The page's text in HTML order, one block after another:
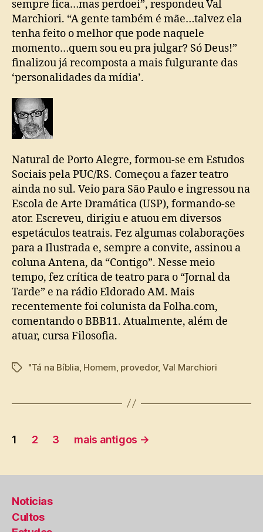
sempre fica…mas perdoei”, respondeu Val
Marchiori. “A gente também é mãe…talvez ela
tenha feito o melhor que pode naquele
momento…quem sou eu pra julgar? Só Deus!”
finalizou já recomposta a mais fulgurante das
‘personalidades da mídia’.
Natural de Porto Alegre, formou-se em Estudos
Sociais pela PUC/RS. Começou a fazer teatro
ainda no sul. Veio para São Paulo e ingressou na
Escola de Arte Dramática (USP), formando-se
ator. Escreveu, dirigiu e atuou em diversos
espetáculos teatrais. Fez algumas colaborações
para a Ilustrada e, sempre a convite, assinou a
coluna Antena, da “Contigo”. Nesse meio
tempo, fez crítica de teatro para o “Jornal da
Tarde” e na rádio Eldorado AM. Mais
recentemente foi colunista da Folha.com,
comentando o BBB11. Atualmente, além de
atuar, cursa Filosofia.
Tags"Tá na Bíblia Homem provedor, Val Marchiori
Paginação
posts
1 2 3 mais antigos →
Noticias
Cultos